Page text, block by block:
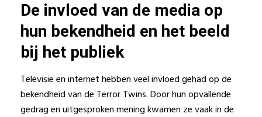
De invloed van de media op
hun bekendheid en het beeld
bij het publiek
Televisie en internet hebben veel invloed gehad op de
bekendheid van de Terror Twins. Door hun opvallende
gedrag en uitgesproken mening kwamen ze vaak in de